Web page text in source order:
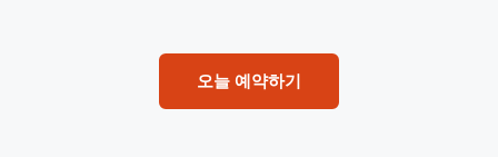
오늘 예약하기